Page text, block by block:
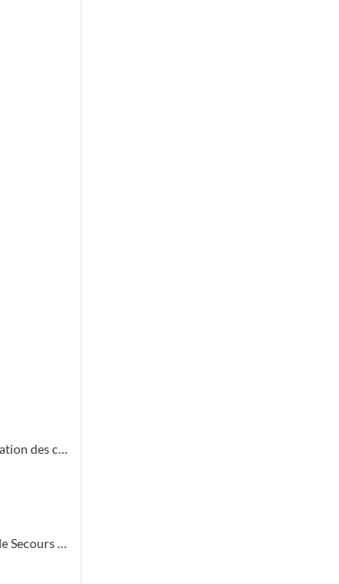
Procès-verbal des élections aux conseils d'administration des caisses de Sécurité Sociale et d'Allocations familiales
Elections du Conseil d'Administration de la Société de Secours Minière du groupe sud des Houillères du Bassin des Cévennes (H.B.C.)